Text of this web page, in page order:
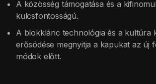
A közösség támogatása és a
kulcsfontosságú.
A blokklánc technológia és a kultúra
erősödése megnyitja a kapukat az új
módok előtt.